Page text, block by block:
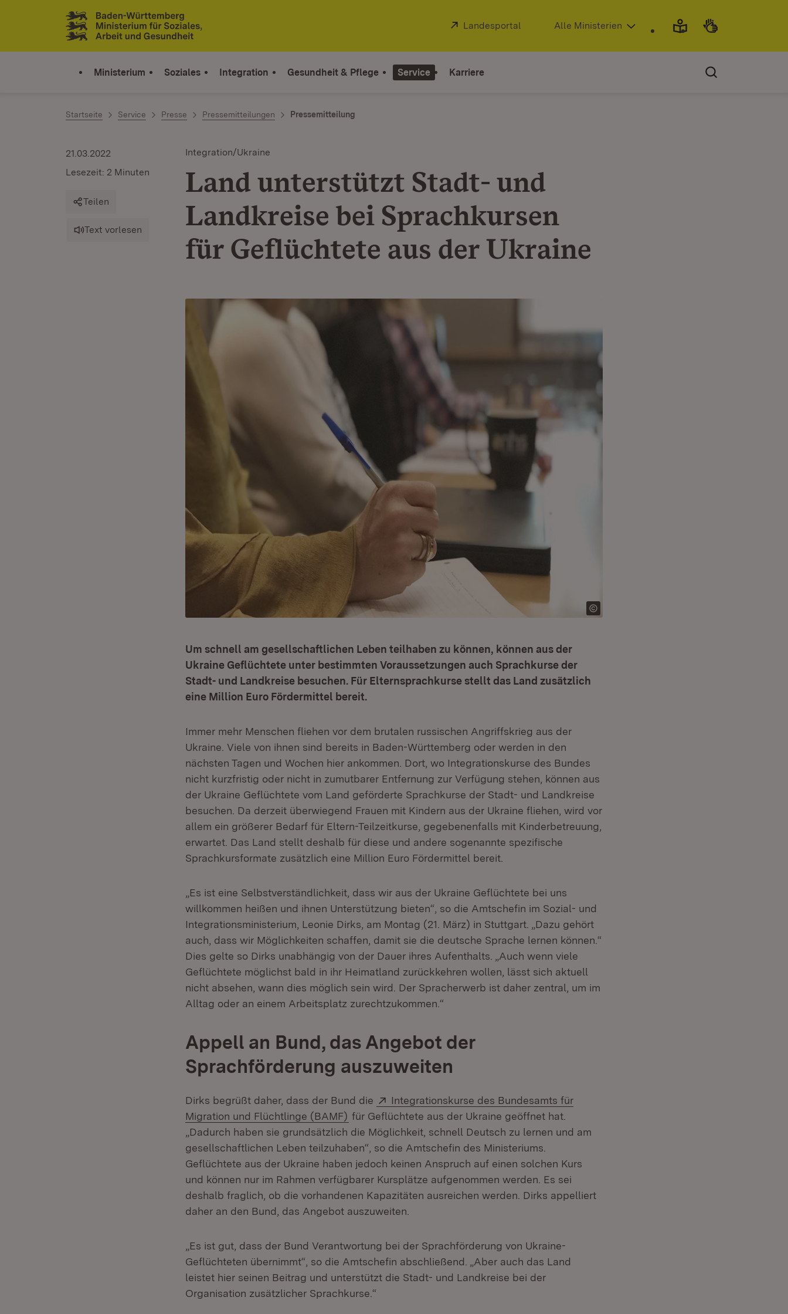
Zum Inhalt springen
Link zur Startseite
Extern:
Landesportal (Öffnet in neuem Fenster)
Alle Ministerien
Ministerium Soziales Integration Gesundheit & Pflege Service Karriere
Startseite Service Presse Pressemitteilungen Pressemitteilung
Integration/Ukraine
Land unterstützt Stadt- und
Landkreise bei Sprachkursen
für Geflüchtete aus der Ukraine
21.03.2022
Lesezeit: 2 Minuten
Teilen
Text vorlesen
Um schnell am gesellschaftlichen Leben teilhaben zu können, können aus der
Ukraine Geflüchtete unter bestimmten Voraussetzungen auch Sprachkurse der
Stadt- und Landkreise besuchen. Für Elternsprachkurse stellt das Land zusätzlich
eine Million Euro Fördermittel bereit.
Immer mehr Menschen fliehen vor dem brutalen russischen Angriffskrieg aus der
Ukraine. Viele von ihnen sind bereits in Baden-Württemberg oder werden in den
nächsten Tagen und Wochen hier ankommen. Dort, wo Integrationskurse des Bundes
nicht kurzfristig oder nicht in zumutbarer Entfernung zur Verfügung stehen, können aus
der Ukraine Geflüchtete vom Land geförderte Sprachkurse der Stadt- und Landkreise
besuchen. Da derzeit überwiegend Frauen mit Kindern aus der Ukraine fliehen, wird vor
allem ein größerer Bedarf für Eltern-Teilzeitkurse, gegebenenfalls mit Kinderbetreuung,
erwartet. Das Land stellt deshalb für diese und andere sogenannte spezifische
Sprachkursformate zusätzlich eine Million Euro Fördermittel bereit.
„Es ist eine Selbstverständlichkeit, dass wir aus der Ukraine Geflüchtete bei uns
willkommen heißen und ihnen Unterstützung bieten“, so die Amtschefin im Sozial- und
Integrationsministerium, Leonie Dirks, am Montag (21. März) in Stuttgart. „Dazu gehört
auch, dass wir Möglichkeiten schaffen, damit sie die deutsche Sprache lernen können.“
Dies gelte so Dirks unabhängig von der Dauer ihres Aufenthalts. „Auch wenn viele
Geflüchtete möglichst bald in ihr Heimatland zurückkehren wollen, lässt sich aktuell
nicht absehen, wann dies möglich sein wird. Der Spracherwerb ist daher zentral, um im
Alltag oder an einem Arbeitsplatz zurechtzukommen.“
Appell an Bund, das Angebot der
Sprachförderung auszuweiten
Dirks begrüßt daher, dass der Bund die Extern:
Integrationskurse des Bundesamts für
Migration und Flüchtlinge (BAMF) (Öffnet in neuem Fenster)
für Geflüchtete aus der Ukraine geöffnet hat.
„Dadurch haben sie grundsätzlich die Möglichkeit, schnell Deutsch zu lernen und am
gesellschaftlichen Leben teilzuhaben“, so die Amtschefin des Ministeriums.
Geflüchtete aus der Ukraine haben jedoch keinen Anspruch auf einen solchen Kurs
und können nur im Rahmen verfügbarer Kursplätze aufgenommen werden. Es sei
deshalb fraglich, ob die vorhandenen Kapazitäten ausreichen werden. Dirks appelliert
daher an den Bund, das Angebot auszuweiten.
„Es ist gut, dass der Bund Verantwortung bei der Sprachförderung von Ukraine-
Geflüchteten übernimmt“, so die Amtschefin abschließend. „Aber auch das Land
leistet hier seinen Beitrag und unterstützt die Stadt- und Landkreise bei der
Organisation zusätzlicher Sprachkurse.“